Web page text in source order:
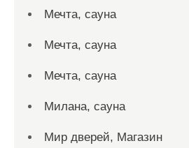
Мечта, сауна
Мечта, сауна
Мечта, сауна
Милана, сауна
Мир дверей, Магазин